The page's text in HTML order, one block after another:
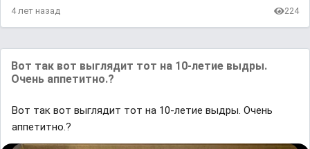
4 лет назад 224
Вот так вот выглядит тот на 10-летие выдры.
Очень аппетитно.?
Вот так вот выглядит тот на 10-летие выдры. Очень
аппетитно.?